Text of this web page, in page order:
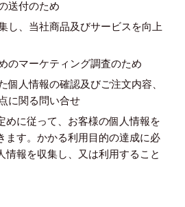
送付のため
し、当社商品及びサービスを向上
のマーケティング調査のため
個人情報の確認及びご注文内容、
に関る問い合せ
めに従って、お客様の個人情報を
ます。かかる利用目的の達成に必
情報を収集し、又は利用すること